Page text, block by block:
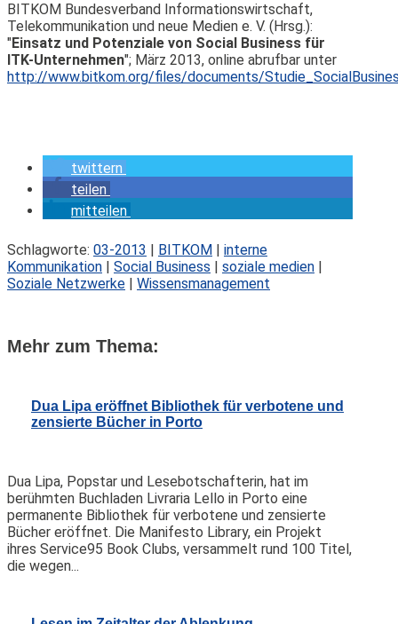
BITKOM Bundesverband Informationswirtschaft,
Telekommunikation und neue Medien e. V. (Hrsg.):
"Einsatz und Potenziale von Social Business für
ITK-Unternehmen"; März 2013, online abrufbar unter
http://www.bitkom.org/files/documents/
twittern
teilen
mitteilen
Schlagworte: 03-2013 | BITKOM | interne
Kommunikation | Social Business | soziale medien |
Soziale Netzwerke | Wissensmanagement
Mehr zum Thema:
Dua Lipa eröffnet Bibliothek für verbotene und
zensierte Bücher in Porto
Dua Lipa, Popstar und Lesebotschafterin, hat im
berühmten Buchladen Livraria Lello in Porto eine
permanente Bibliothek für verbotene und zensierte
Bücher eröffnet. Die Manifesto Library, ein Projekt
ihres Service95 Book Clubs, versammelt rund 100 Titel,
die wegen...